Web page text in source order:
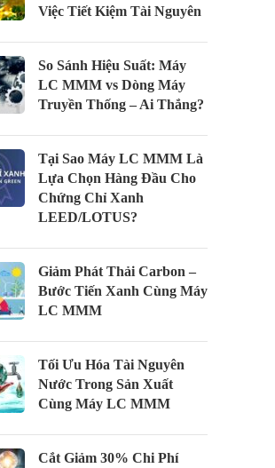
Việc Tiết Kiệm Tài Nguyên
So Sánh Hiệu Suất: Máy
LC MMM vs Dòng Máy
Truyền Thống – Ai Thắng?
Tại Sao Máy LC MMM Là
Lựa Chọn Hàng Đầu Cho
Chứng Chỉ Xanh
LEED/LOTUS?
Giảm Phát Thải Carbon –
Bước Tiến Xanh Cùng Máy
LC MMM
Tối Ưu Hóa Tài Nguyên
Nước Trong Sản Xuất
Cùng Máy LC MMM
Cắt Giảm 30% Chi Phí